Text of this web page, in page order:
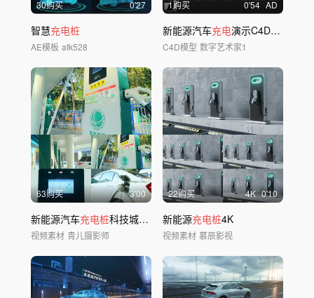
30购买 0'27
智慧充电桩
AE模板 afk528
1购买 0'54 AD
新能源汽车充电演示C4D工程
C4D模型 数字艺术家1
63购买 3'00
新能源汽车充电桩科技城市智慧城市环保汽车
视频素材 青儿摄影师
22购买 4K 0'10
新能源充电桩4K
视频素材 慕辰影视